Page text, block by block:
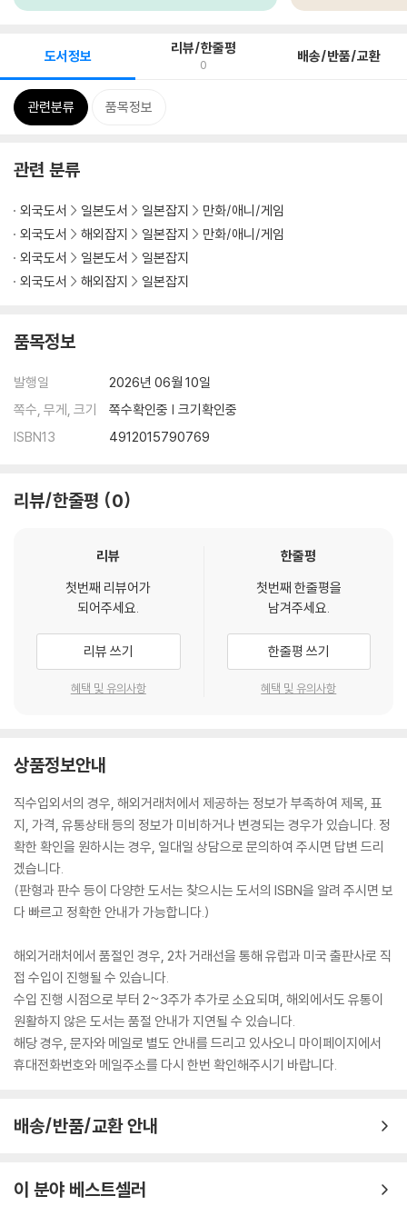
도서정보 리뷰/한줄평
0 배송/반품/교환
관련분류 품목정보
관련 분류
외국도서 일본도서 일본잡지
만화/애니/게임
외국도서
해외잡지 일본잡지
만화/애니/게임
외국도서
일본도서
일본잡지
외국도서
해외잡지 일본잡지
품목정보
발행일
2026년 06월 10일
쪽수, 무게, 크기
쪽수확인중 | 크기확인중
ISBN13
4912015790769
리뷰/한줄평 0
리뷰
첫번째 리뷰어가
되어주세요.
리뷰 쓰기
혜택 및 유의사항
한줄평
첫번째 한줄평을
남겨주세요.
한줄평 쓰기
혜택 및 유의사항
상품정보안내
직수입외서의 경우, 해외거래처에서 제공하는 정보가 부족하여 제목, 표
지, 가격, 유통상태 등의 정보가 미비하거나 변경되는 경우가 있습니다. 정
확한 확인을 원하시는 경우, 일대일 상담으로 문의하여 주시면 답변 드리
겠습니다.
(판형과 판수 등이 다양한 도서는 찾으시는 도서의 ISBN을 알려 주시면 보
다 빠르고 정확한 안내가 가능합니다.)
해외거래처에서 품절인 경우, 2차 거래선을 통해 유럽과 미국 출판사로 직
접 수입이 진행될 수 있습니다.
수입 진행 시점으로 부터 2~3주가 추가로 소요되며, 해외에서도 유통이
원활하지 않은 도서는 품절 안내가 지연될 수 있습니다.
해당 경우, 문자와 메일로 별도 안내를 드리고 있사오니 마이페이지에서
휴대전화번호와 메일주소를 다시 한번 확인해주시기 바랍니다.
배송/반품/교환 안내
이 분야 베스트셀러